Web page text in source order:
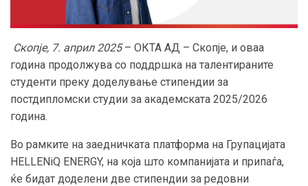
Скопје, 7. април 2025– ОКТА АД – Скопје, и оваа
година продолжува со поддршка на талентираните
студенти преку доделување стипендии за
постдипломски студии за академската 2025/2026
година.
Во рамките на заедничката платформа на Групацијата
HELLENiQ ENERGY, на која што компанијата и припаѓа,
ќе бидат доделени две стипендии за редовни